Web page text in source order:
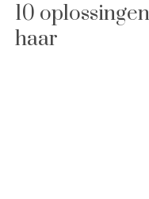
10
haar